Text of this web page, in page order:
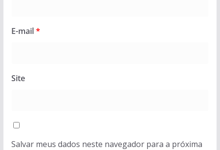
E-mail*
Site
Salvar meus dados neste navegador para a próxima